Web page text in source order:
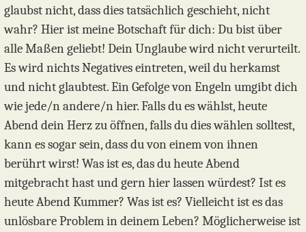
glaubst nicht, dass dies tatsächlich geschieht, nicht
wahr? Hier ist meine Botschaft für dich: Du bist über
alle Maßen geliebt! Dein Unglaube wird nicht verurteilt.
Es wird nichts Negatives eintreten, weil du herkamst
und nicht glaubtest. Ein Gefolge von Engeln umgibt dich
wie jede/n andere/n hier. Falls du es wählst, heute
Abend dein Herz zu öffnen, falls du dies wählen solltest,
kann es sogar sein, dass du von einem von ihnen
berührt wirst! Was ist es, das du heute Abend
mitgebracht hast und gern hier lassen würdest? Ist es
heute Abend Kummer? Was ist es? Vielleicht ist es das
unlösbare Problem in deinem Leben? Möglicherweise ist